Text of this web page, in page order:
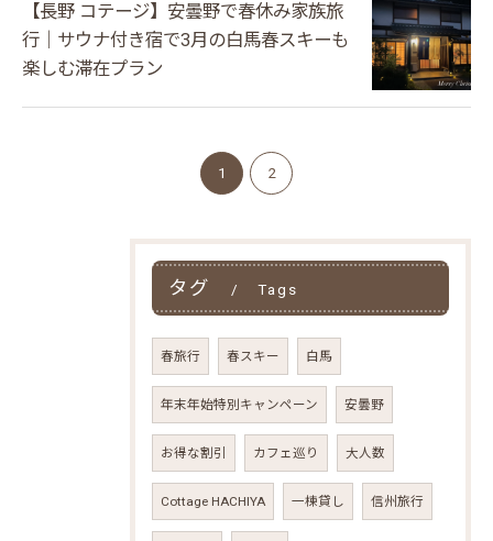
【長野 コテージ】安曇野で春休み家族旅
行｜サウナ付き宿で3月の白馬春スキーも
楽しむ滞在プラン
1 2
タグ Tags
春旅行 春スキー 白馬
年末年始特別キャンペーン 安曇野
お得な割引 カフェ巡り 大人数
Cottage HACHIYA 一棟貸し 信州旅行
ご予約はこちら